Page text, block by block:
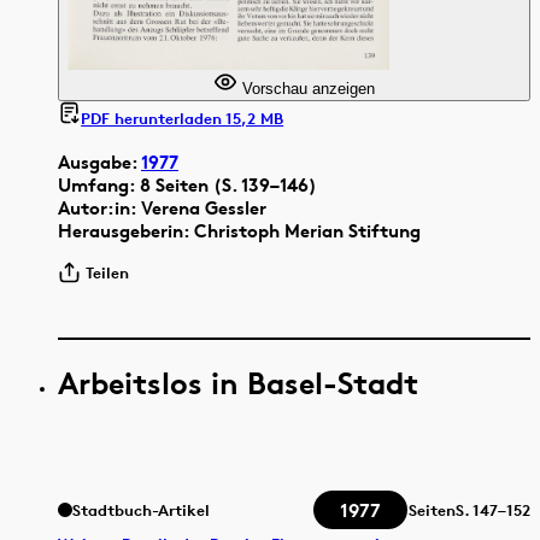
Ausgabe:1977
Umfang: 8 Seiten (S. 139–146)
Autor:in: Verena Gessler
Herausgeberin: Christoph Merian Stiftung
Teilen
Vorschau anzeigen
PDF herunterladen 15,2 MB
Arbeitslos in Basel-Stadt
Stadtbuch-Artikel 1977 SeitenS.147–152